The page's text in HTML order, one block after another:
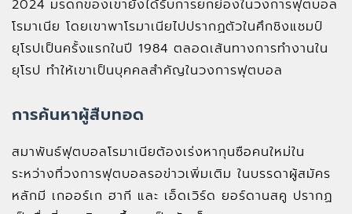
2024 มรดกของเขายังได้รับการยกย่องในวงการฟุตบอล
โรมาเนีย โดยเขาพาโรมาเนียไปปรากฏตัวในศึกชิงแชมป์
ยุโรปเป็นครั้งแรกในปี 1984 ตลอดเส้นทางการทำงานใน
ยุโรป ทำให้เขาเป็นบุคคลสำคัญในวงการฟุตบอล
การค้นหาผู้สืบทอด
สมาพันธ์ฟุตบอลโรมาเนียต้องเร่งหากุนซือคนใหม่ใน
ระหว่างที่วงการฟุตบอลรอข่าวเพิ่มเติม ในบรรดาผู้สมัคร
หลักมี เกออร์เก ฮากี และ เอ็ดเวิร์ด ยอร์ดานสคู ปรากฏ